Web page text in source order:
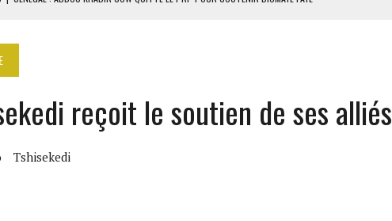
MÉNAGES APPELÉS À DEVENIR PRODUCTEURS D’ÉLECTRICITÉ SOLAIRE
2030 : INFANTINO ACCUSÉ D’AVOIR PROMIS LA FINALE AU MAROC
reçoit le soutien de ses alliés
Tshisekedi